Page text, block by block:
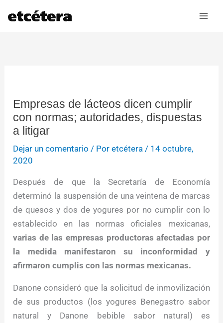
Empresas de lácteos dicen cumplir
con normas; autoridades, dispuestas
a litigar
Dejar un comentario / Poretcétera / 14 octubre,
2020
Después de que la Secretaría de Economía
determinó la suspensión de una veintena de marcas
de quesos y dos de yogures por no cumplir con lo
establecido en las normas oficiales mexicanas,
varias de las empresas productoras afectadas por
la medida manifestaron su inconformidad y
afirmaron cumplis con las normas mexicanas.
Danone consideró que la solicitud de inmovilización
de sus productos (los yogures Benegastro sabor
natural y Danone bebible sabor natural) es